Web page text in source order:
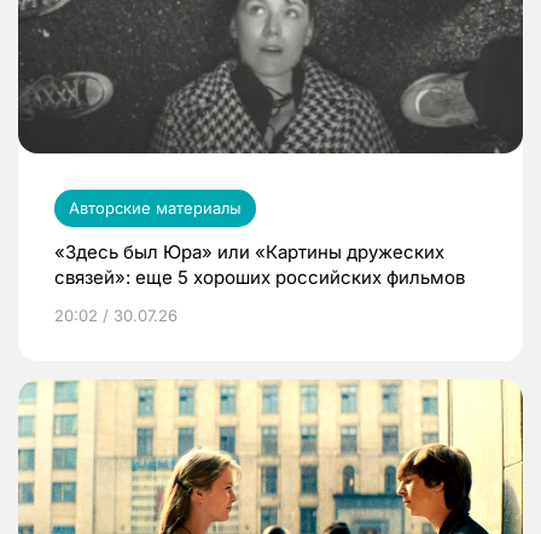
Авторские материалы
«Здесь был Юра» или «Картины дружеских
связей»: еще 5 хороших российских фильмов
20:02 / 30.07.26